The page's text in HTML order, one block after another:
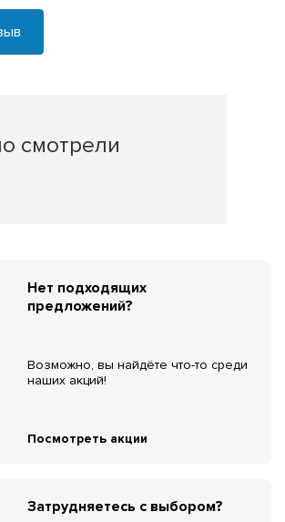
смотрели
Нет подходящих
предложений?
Возможно, вы найдёте что-то среди
наших акций!
Посмотреть акции
Затрудняетесь с выбором?